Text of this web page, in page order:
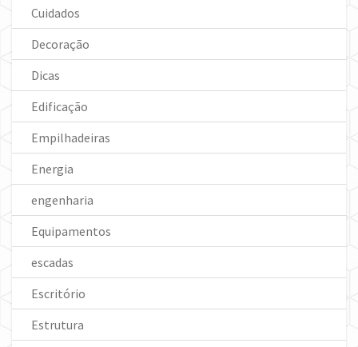
Cuidados
Decoração
Dicas
Edificação
Empilhadeiras
Energia
engenharia
Equipamentos
escadas
Escritório
Estrutura